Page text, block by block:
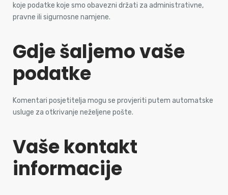
koje podatke koje smo obavezni držati za administrativne,
pravne ili sigurnosne namjene.
Gdje šaljemo vaše
podatke
Komentari posjetitelja mogu se provjeriti putem automatske
usluge za otkrivanje neželjene pošte.
Vaše kontakt
informacije